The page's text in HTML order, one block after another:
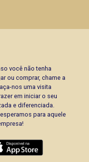
você não tenha
ou comprar, chame a
nos uma visita
em iniciar o seu
e diferenciada.
para aquele